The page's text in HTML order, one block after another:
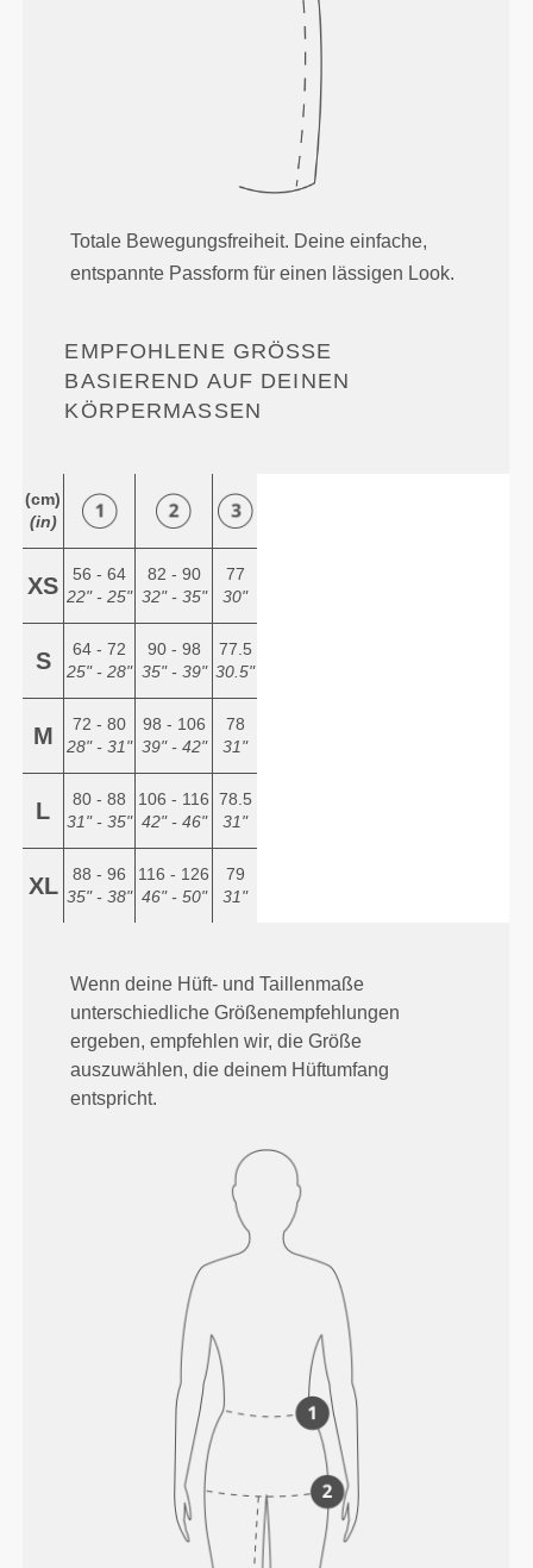
Totale Bewegungsfreiheit. Deine einfache,
entspannte Passform für einen lässigen Look.
EMPFOHLENE GRÖSSE B
ASIEREND AUF DEINEN K
ÖRPERMASSEN
(cm)
(in)
XS
56 - 64
22" - 25"
82 - 90
32" - 35"
77
30"
S
64 - 72
25" - 28"
90 - 98
35" - 39"
77.5
30.5"
M
72 - 80
28" - 31"
98 - 106
39" - 42"
78
31"
L
80 - 88
31" - 35"
106 - 116
42" - 46"
78.5
31"
XL
88 - 96
35" - 38"
116 - 126
46" - 50"
79
31"
Wenn deine Hüft- und Taillenmaße
unterschiedliche Größenempfehlungen
ergeben, empfehlen wir, die Größe
auszuwählen, die deinem Hüftumfang
entspricht.